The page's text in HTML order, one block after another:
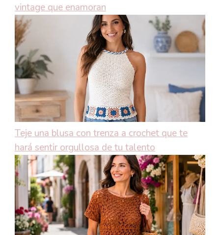
vintage que enamoran
Teje una blusa con trenza a crochet que te
hará sentir orgullosa de tu talento